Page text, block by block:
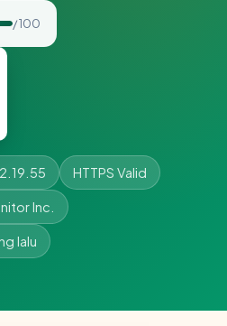
/ 100
HTTPS Valid
Inc.
lalu